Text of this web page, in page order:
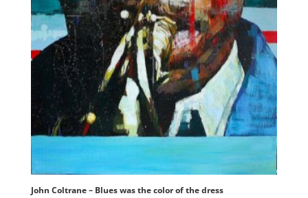
John Coltrane – Blues was the color of the dress